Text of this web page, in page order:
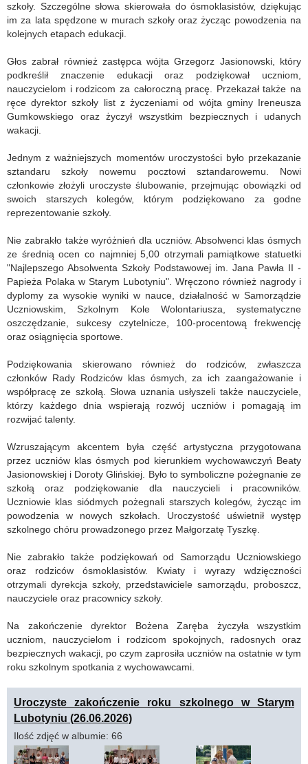
szkoły. Szczególne słowa skierowała do ósmoklasistów, dziękując
im za lata spędzone w murach szkoły oraz życząc powodzenia na
kolejnych etapach edukacji.
Głos zabrał również zastępca wójta Grzegorz Jasionowski, który
podkreślił znaczenie edukacji oraz podziękował uczniom,
nauczycielom i rodzicom za całoroczną pracę. Przekazał także na
ręce dyrektor szkoły list z życzeniami od wójta gminy Ireneusza
Gumkowskiego oraz życzył wszystkim bezpiecznych i udanych
wakacji.
Jednym z ważniejszych momentów uroczystości było przekazanie
sztandaru szkoły nowemu pocztowi sztandarowemu. Nowi
członkowie złożyli uroczyste ślubowanie, przejmując obowiązki od
swoich starszych kolegów, którym podziękowano za godne
reprezentowanie szkoły.
Nie zabrakło także wyróżnień dla uczniów. Absolwenci klas ósmych
ze średnią ocen co najmniej 5,00 otrzymali pamiątkowe statuetki
"Najlepszego Absolwenta Szkoły Podstawowej im. Jana Pawła II -
Papieża Polaka w Starym Lubotyniu". Wręczono również nagrody i
dyplomy za wysokie wyniki w nauce, działalność w Samorządzie
Uczniowskim, Szkolnym Kole Wolontariusza, systematyczne
oszczędzanie, sukcesy czytelnicze, 100-procentową frekwencję
oraz osiągnięcia sportowe.
Podziękowania skierowano również do rodziców, zwłaszcza
członków Rady Rodziców klas ósmych, za ich zaangażowanie i
współpracę ze szkołą. Słowa uznania usłyszeli także nauczyciele,
którzy każdego dnia wspierają rozwój uczniów i pomagają im
rozwijać talenty.
Wzruszającym akcentem była część artystyczna przygotowana
przez uczniów klas ósmych pod kierunkiem wychowawczyń Beaty
Jasionowskiej i Doroty Glińskiej. Było to symboliczne pożegnanie ze
szkołą oraz podziękowanie dla nauczycieli i pracowników.
Uczniowie klas siódmych pożegnali starszych kolegów, życząc im
powodzenia w nowych szkołach. Uroczystość uświetnił występ
szkolnego chóru prowadzonego przez Małgorzatę Tyszkę.
Nie zabrakło także podziękowań od Samorządu Uczniowskiego
oraz rodziców ósmoklasistów. Kwiaty i wyrazy wdzięczności
otrzymali dyrekcja szkoły, przedstawiciele samorządu, proboszcz,
nauczyciele oraz pracownicy szkoły.
Na zakończenie dyrektor Bożena Zaręba życzyła wszystkim
uczniom, nauczycielom i rodzicom spokojnych, radosnych oraz
bezpiecznych wakacji, po czym zaprosiła uczniów na ostatnie w tym
roku szkolnym spotkania z wychowawcami.
Uroczyste zakończenie roku szkolnego w Starym
Lubotyniu (26.06.2026)
Ilość zdjęć w albumie: 66